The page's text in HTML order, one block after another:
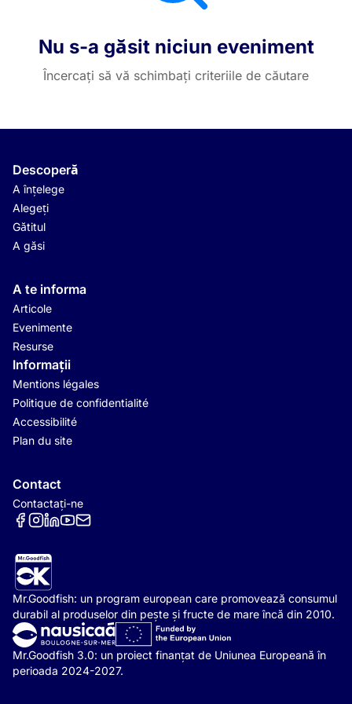
Nu s-a găsit niciun eveniment
Încercați să vă schimbați criteriile de căutare
Descoperă
A înțelege
Alegeți
Gătitul
A găsi
A te informa
Articole
Evenimente
Resurse
Informații
Mentions légales
Politique de confidentialité
Accessibilité
Plan du site
Contact
Contactați-ne
Réseaux sociaux
Mr.Goodfish: un program european care promovează consumul
durabil al produselor din pește și fructe de mare încă din 2010.
Mr.Goodfish 3.0: un proiect finanțat de Uniunea Europeană în
perioada 2024-2027.